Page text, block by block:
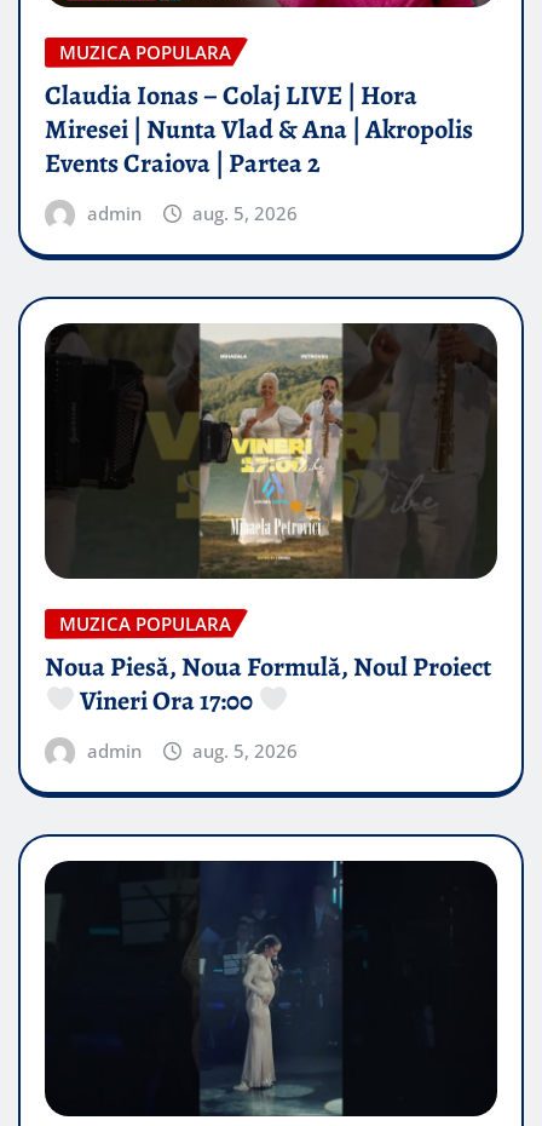
MUZICA POPULARA
Claudia Ionas – Colaj LIVE | Hora
Miresei | Nunta Vlad & Ana | Akropolis
Events Craiova | Partea 2
admin aug. 5, 2026
MUZICA POPULARA
Noua Piesă, Noua Formulă, Noul Proiect
Vineri Ora 17:00
admin aug. 5, 2026